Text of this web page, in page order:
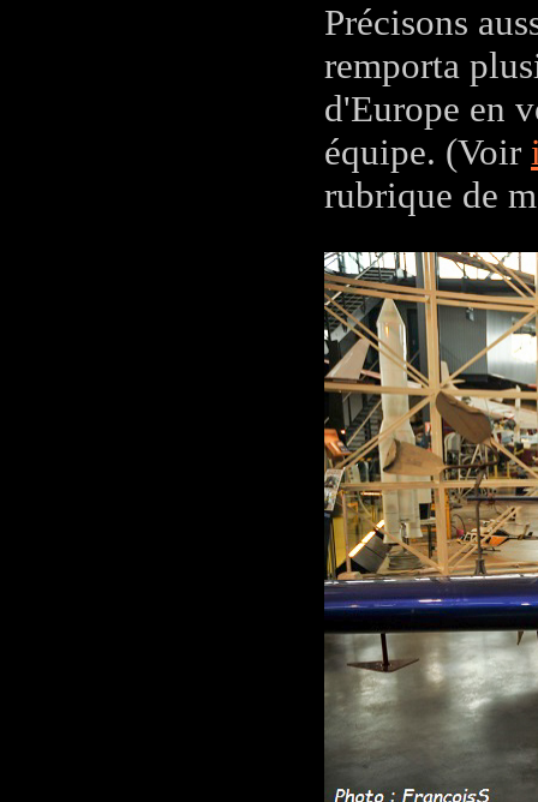
Précisons
remporta
d'Europe en
équipe. (Voir
rubrique de